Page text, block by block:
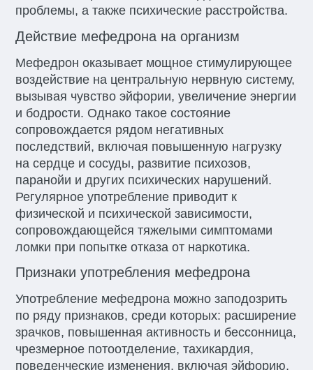
проблемы, а также психические расстройства.
Действие мефедрона на организм
Мефедрон оказывает мощное стимулирующее
воздействие на центральную нервную систему,
вызывая чувство эйфории, увеличение энергии
и бодрости. Однако такое состояние
сопровождается рядом негативных
последствий, включая повышенную нагрузку
на сердце и сосуды, развитие психозов,
паранойи и других психических нарушений.
Регулярное употребление приводит к
физической и психической зависимости,
сопровождающейся тяжелыми симптомами
ломки при попытке отказа от наркотика.
Признаки употребления мефедрона
Употребление мефедрона можно заподозрить
по ряду признаков, среди которых: расширение
зрачков, повышенная активность и бессонница,
чрезмерное потоотделение, тахикардия,
поведенческие изменения, включая эйфорию,